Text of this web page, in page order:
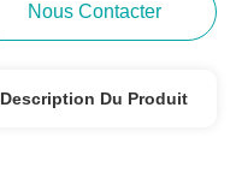
Nous Contacter
Description Du Produit